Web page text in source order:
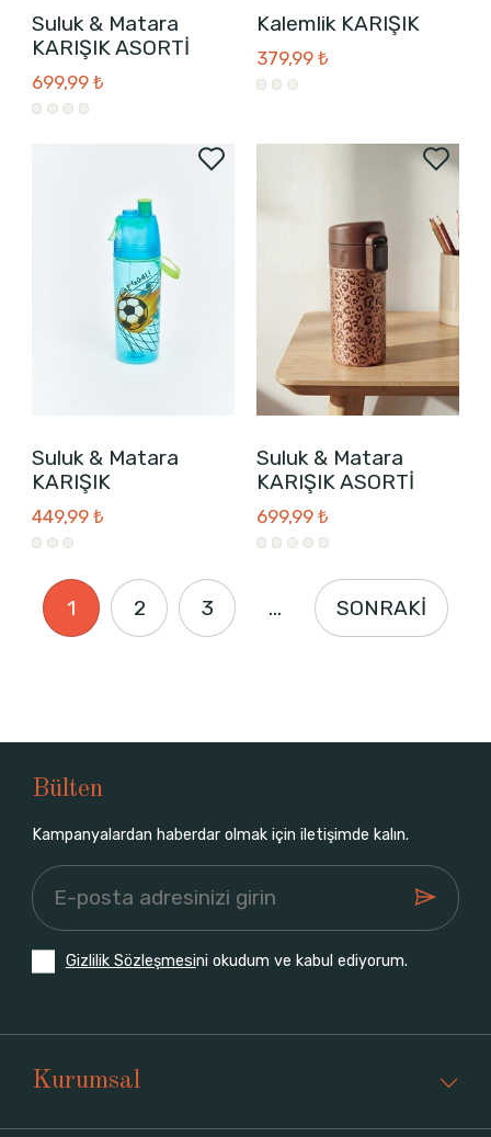
Suluk & Matara
KARIŞIK ASORTİ
699,99 ₺
Kalemlik KARIŞIK
379,99 ₺
Suluk & Matara
KARIŞIK
449,99 ₺
Suluk & Matara
KARIŞIK ASORTİ
699,99 ₺
1 2 3 ... SONRAKİ
Bülten
Kampanyalardan haberdar olmak için iletişimde kalın.
Gizlilik Sözleşmesini okudum ve kabul ediyorum.
Kurumsal